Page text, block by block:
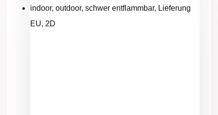
indoor, outdoor, schwer entflammbar, Lieferung
EU, 2D